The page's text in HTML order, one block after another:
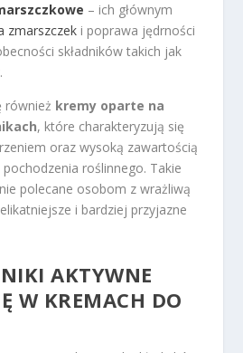
– ich głównym
zmarszczek i poprawa jędrności
składników takich jak
również kremy oparte na
, które charakteryzują się
oraz wysoką zawartością
roślinnego. Takie
polecane osobom z wrażliwą
i bardziej przyjazne
AKTYWNE
W KREMACH DO